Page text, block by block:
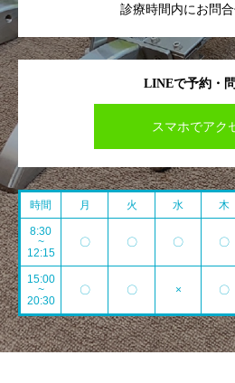
LINEで予約・
スマホでアク
診療時間内にお問
時間 月 火 水 木
8:30
~
12:15
〇 〇 〇 〇
15:00
~
20:30
〇 〇 × 〇